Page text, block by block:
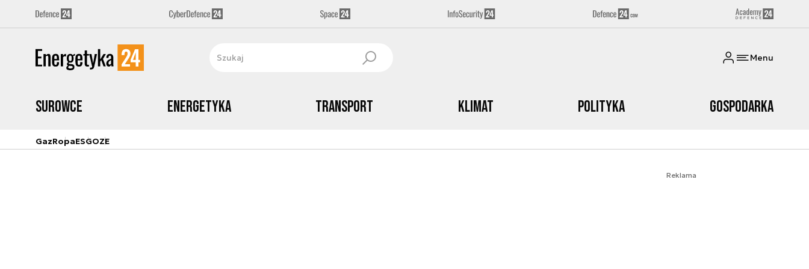
Menu
Surowce Energetyka Transport Klimat Polityka Gospodarka
GazRopaESGOZE
Reklama